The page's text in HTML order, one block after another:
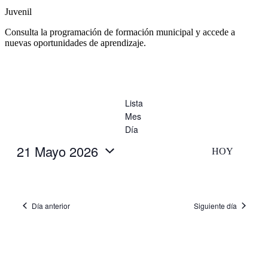
Juvenil
Consulta la programación de formación municipal y accede a
nuevas oportunidades de aprendizaje.
Lista
Mes
Día
HOY
21 Mayo 2026
Día anterior
Siguiente día